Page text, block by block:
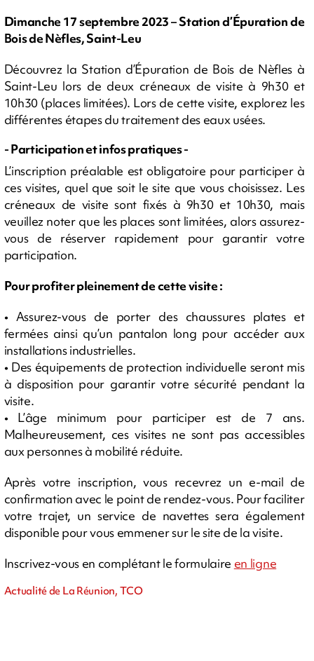
Dimanche 17 septembre 2023 – Station d’Épuration de
Bois de Nèfles, Saint-Leu
Découvrez la Station d’Épuration de Bois de Nèfles à
Saint-Leu lors de deux créneaux de visite à 9h30 et
10h30 (places limitées). Lors de cette visite, explorez les
différentes étapes du traitement des eaux usées.
- Participation et infos pratiques -
L’inscription préalable est obligatoire pour participer à
ces visites, quel que soit le site que vous choisissez. Les
créneaux de visite sont fixés à 9h30 et 10h30, mais
veuillez noter que les places sont limitées, alors assurez-
vous de réserver rapidement pour garantir votre
participation.
Pour profiter pleinement de cette visite :
• Assurez-vous de porter des chaussures plates et
fermées ainsi qu’un pantalon long pour accéder aux
installations industrielles.
• Des équipements de protection individuelle seront mis
à disposition pour garantir votre sécurité pendant la
visite.
• L’âge minimum pour participer est de 7 ans.
Malheureusement, ces visites ne sont pas accessibles
aux personnes à mobilité réduite.
Après votre inscription, vous recevrez un e-mail de
confirmation avec le point de rendez-vous. Pour faciliter
votre trajet, un service de navettes sera également
disponible pour vous emmener sur le site de la visite.
Inscrivez-vous en complétant le formulaire en ligne
Actualité de La Réunion, TCO